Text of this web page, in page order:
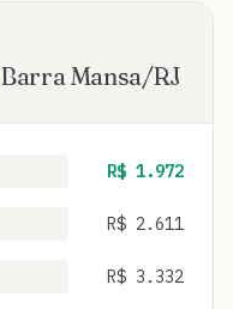
Barra Mansa/RJ
R$ 1.972
R$ 2.611
R$ 3.332